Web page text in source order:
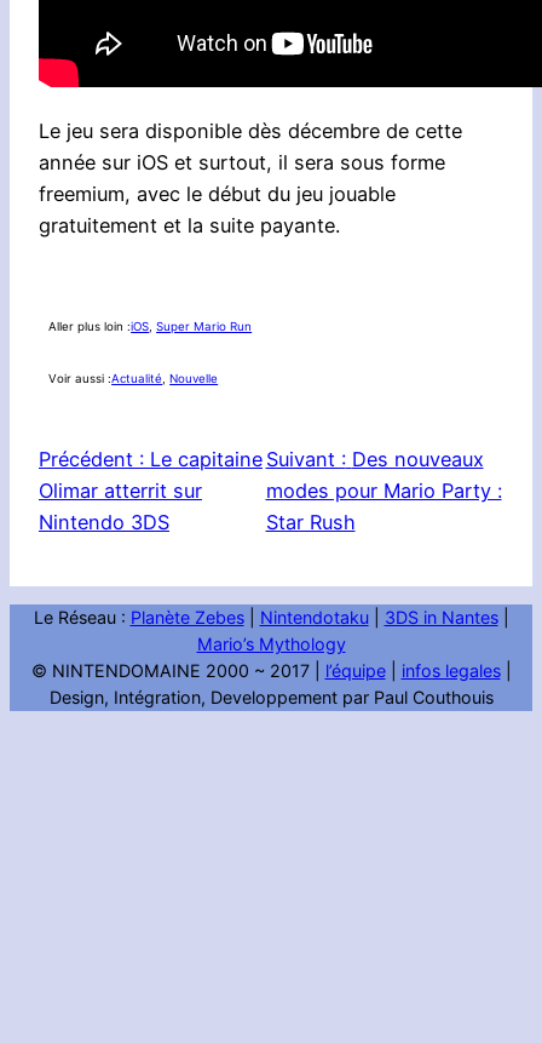
Le jeu sera disponible dès décembre de cette
année sur iOS et surtout, il sera sous forme
freemium, avec le début du jeu jouable
gratuitement et la suite payante.
Aller plus loin :iOS , Super Mario Run
Voir aussi :Actualité , Nouvelle
Précédent : Le capitaine
Olimar atterrit sur
Nintendo 3DS
Suivant : Des nouveaux
modes pour Mario Party :
Star Rush
Le Réseau : Planète Zebes| Nintendotaku| 3DS in Nantes|
Mario’s Mythology
© NINTENDOMAINE 2000 ~ 2017 | l’équipe| infos legales|
Design, Intégration, Developpement par Paul Couthouis